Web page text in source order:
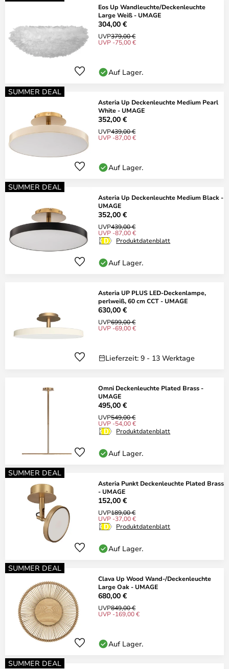
Eos Up Wandleuchte/Deckenleuchte
Large Weiß - UMAGE
304,00 €
UVP379,00 €
UVP -75,00 €
Auf Lager.
SUMMER DEAL
Asteria Up Deckenleuchte Medium Pearl
White - UMAGE
352,00 €
UVP439,00 €
UVP -87,00 €
Auf Lager.
SUMMER DEAL
Asteria Up Deckenleuchte Medium Black -
UMAGE
352,00 €
UVP439,00 €
UVP -87,00 €
Produktdatenblatt
Auf Lager.
Asteria UP PLUS LED-Deckenlampe,
perlweiß, 60 cm CCT - UMAGE
630,00 €
UVP699,00 €
UVP -69,00 €
Lieferzeit: 9 - 13 Werktage
Omni Deckenleuchte Plated Brass -
UMAGE
495,00 €
UVP549,00 €
UVP -54,00 €
Produktdatenblatt
Auf Lager.
SUMMER DEAL
Asteria Punkt Deckenleuchte Plated Brass
- UMAGE
152,00 €
UVP189,00 €
UVP -37,00 €
Produktdatenblatt
Auf Lager.
SUMMER DEAL
Clava Up Wood Wand-/Deckenleuchte
Large Oak - UMAGE
680,00 €
UVP849,00 €
UVP -169,00 €
Auf Lager.
SUMMER DEAL